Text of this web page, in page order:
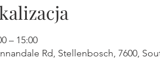
– 15:00
Rd, Stellenbosch, 7600,